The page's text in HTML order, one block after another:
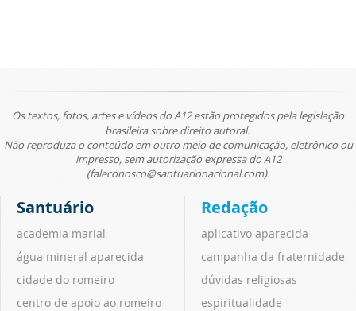
Os textos, fotos, artes e vídeos do A12 estão protegidos pela legislação
brasileira sobre direito autoral.
Não reproduza o conteúdo em outro meio de comunicação, eletrônico ou
impresso, sem autorização expressa do A12
(faleconosco@santuarionacional.com).
Santuário
academia marial
água mineral aparecida
cidade do romeiro
centro de apoio ao romeiro
Redação
aplicativo aparecida
campanha da fraternidade
dúvidas religiosas
espiritualidade